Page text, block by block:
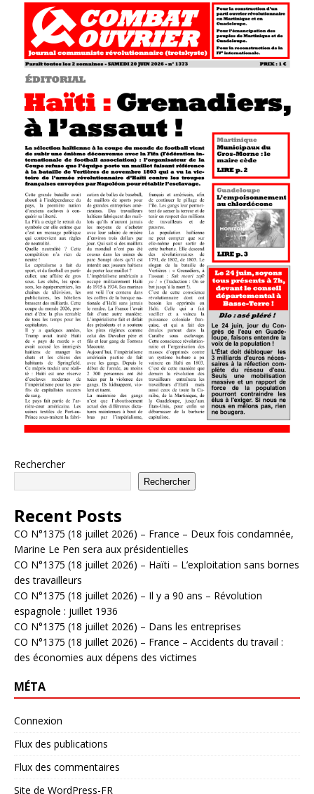
Rechercher
Rechercher
Recent Posts
CO N°1375 (18 juillet 2026) – France – Deux fois condamnée,
Marine Le Pen sera aux présidentielles
CO N°1375 (18 juillet 2026) – Haïti – L’exploitation sans bornes
des travailleurs
CO N°1375 (18 juillet 2026) – Il y a 90 ans – Révolution
espagnole : juillet 1936
CO N°1375 (18 juillet 2026) – Dans les entreprises
CO N°1375 (18 juillet 2026) – France – Accidents du travail :
des économies aux dépens des victimes
MÉTA
Connexion
Flux des publications
Flux des commentaires
Site de WordPress-FR